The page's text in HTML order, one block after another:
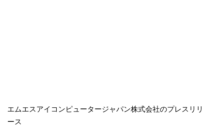
エムエスアイコンピュータージャパン株式会社のプレスリリ
ース